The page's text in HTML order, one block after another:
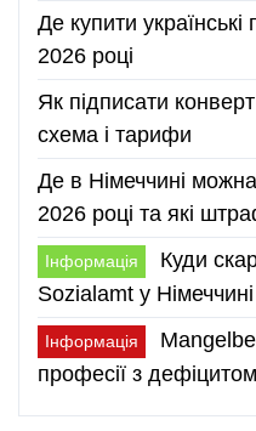
Де купити
2026 році
Як підписати
схема і тарифи
Де в Німеччині
2026 році та які
Інформація
Куди
Sozialamt у
Інформація
професії з